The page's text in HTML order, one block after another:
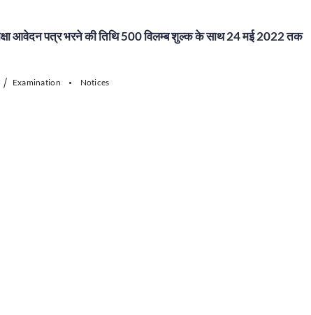
आवेदन पत्र भरने की तिथि 500 विलम्ब शुल्क के साथ 24 मई 2022 तक
Examination Notices